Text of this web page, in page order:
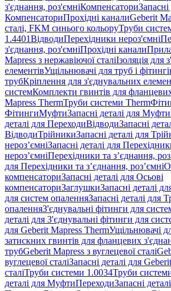
з'єднання, роз'ємніКомпенсаториЗапасні
КомпенсаториПрохідні каналиGeberit
сталі, FKM синього кольоруТруби
1.4401ВідводиПерехідники нероз'ємні
з'єднання, роз'ємніПрохідні канали
Mapress з нержавіючої сталіІзоляція для
елементівУщільнювачі для труб і
трубКріплення для з'єднувальних
системКомплекти гвинтів для
Mapress ThermТруби системи Therm
ФітингиМуфтиЗапасні деталі для Муфти
деталі для ПереходиВідводиЗапасні
ВідводиТрійникиЗапасні деталі для
нероз’ємніЗапасні деталі для
нероз’ємніПерехідники та з’єднання,
для Перехідники та з’єднання, роз’ємні
компенсаториЗапасні деталі для Осьові
компенсаториЗаглушкиЗапасні деталі
для систем опаленняЗапасні деталі для
опаленняЗ'єднувальні фітинги для
деталі для З'єднувальні фітинги для
для Geberit Mapress ThermУщільнювачі
затискних гвинтів для фланцевих
трубGeberit Mapress з вуглецевої сталі
вуглецевої сталіЗапасні деталі для
сталіТруби системи 1.0034Труби
деталі для МуфтиПереходиЗапасні